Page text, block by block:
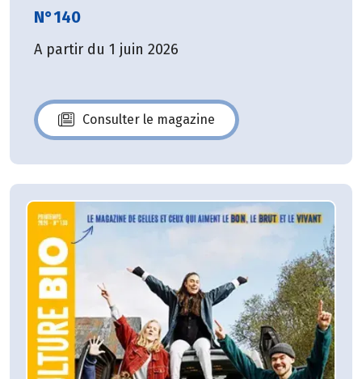
N°140
A partir du 1 juin 2026
Consulter le magazine
N°140